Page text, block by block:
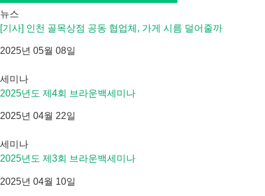
뉴스
[기사] 인천 골목상점 공동 협업체, 가게 시름 덜어줄까
2025년 05월 08일
세미나
2025년도 제4회 브라운백세미나
2025년 04월 22일
세미나
2025년도 제3회 브라운백세미나
2025년 04월 10일